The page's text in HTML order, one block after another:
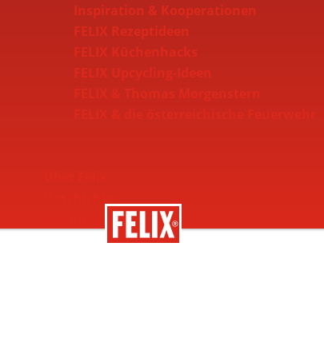
Inspiration & Kooperationen
FELIX Rezeptideen
FELIX Küchenhacks
FELIX Upcycling-Ideen
Nachhaltigkeit